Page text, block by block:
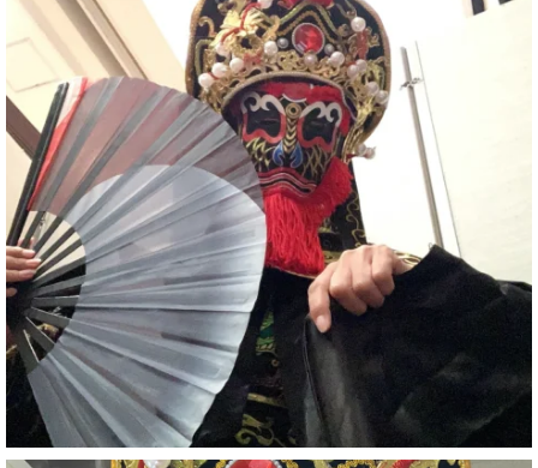
#一人旅
#観光スポット
#Travel
#ehime
#旅行好きと繋がりたい
7 X
さらに読み込む